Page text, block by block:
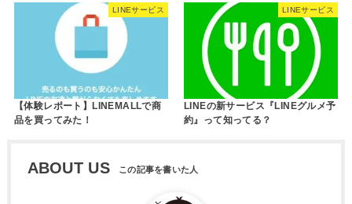
LINEサービス
【体験レポート】LINEMALLで商
品を買ってみた！
LINEサービス
LINEの新サービス『LINEグルメ予
約』って知ってる？
ABOUT US